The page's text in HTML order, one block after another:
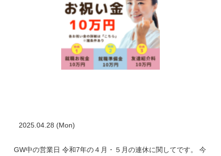
2025.04.28 (Mon)
GW中の営業日 令和7年の４月・５月の連休に関してです。 今